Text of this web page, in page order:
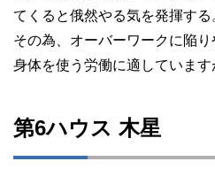
てくると俄然やる気を発揮する
その為、オーバーワークに陥り
身体を使う労働に適しています
第6ハウス 木星